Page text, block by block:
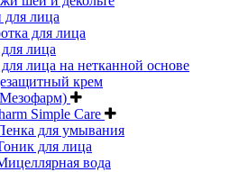
лица
для лица
лица
лица на нетканной основе
крем
Simple Care
для умывания
для лица
вода